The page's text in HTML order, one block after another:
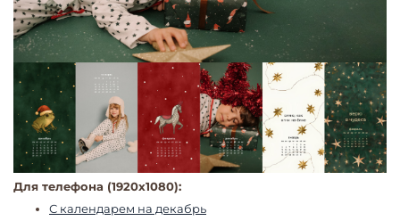
Для телефона (1920х1080):
С календарем на декабрь